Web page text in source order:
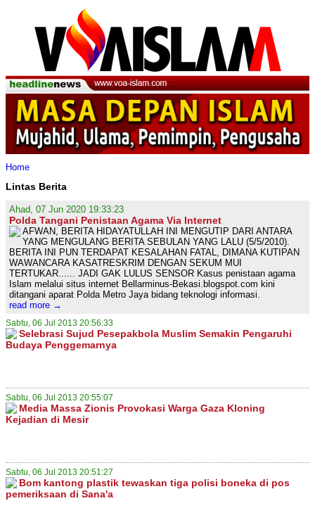
Home
Lintas Berita
Ahad, 07 Jun 2020 19:33:23
Polda Tangani Penistaan Agama Via Internet
AFWAN, BERITA HIDAYATULLAH INI MENGUTIP DARI ANTARA
YANG MENGULANG BERITA SEBULAN YANG LALU (5/5/2010).
BERITA INI PUN TERDAPAT KESALAHAN FATAL, DIMANA KUTIPAN
WAWANCARA KASATRESKRIM DENGAN SEKUM MUI
TERTUKAR...... JADI GAK LULUS SENSOR Kasus penistaan agama
Islam melalui situs internet Bellarminus-Bekasi.blogspot.com kini
ditangani aparat Polda Metro Jaya bidang teknologi informasi.
read more →
Sabtu, 06 Jul 2013 20:56:33
Selebrasi Sujud Pesepakbola Muslim Semakin Pengaruhi
Budaya Penggemarnya
Sabtu, 06 Jul 2013 20:55:07
Media Massa Zionis Provokasi Warga Gaza Kloning
Kejadian di Mesir
Sabtu, 06 Jul 2013 20:51:27
Bom kantong plastik tewaskan tiga polisi boneka di pos
pemeriksaan di Sana'a